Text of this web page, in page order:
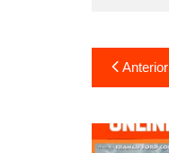
a
v
Anterior